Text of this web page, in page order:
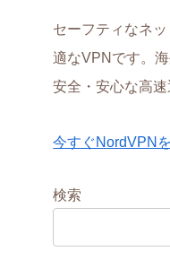
セーフティなネ
適なVPNです。
安全・安心な高速
今すぐNordVPN
検索